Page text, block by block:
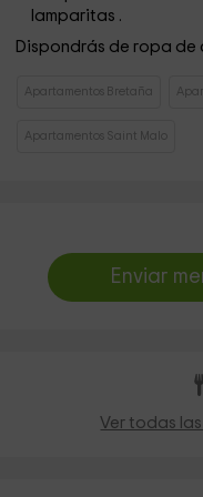
lamparitas .
Dispondrás de ropa de
Apartamentos Bretaña
Apartamentos Saint Malo
Enviar
Ver todas